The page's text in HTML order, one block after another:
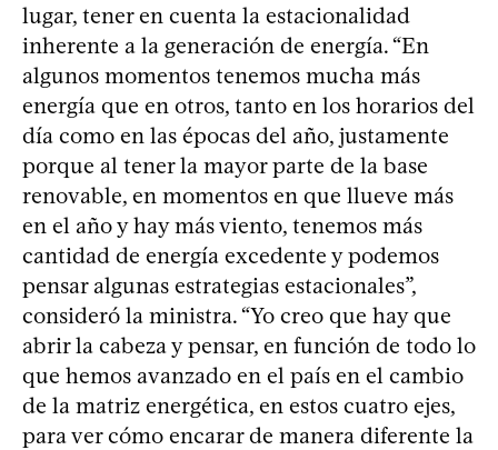
lugar, tener en cuenta la estacionalidad
inherente a la generación de energía. “En
algunos momentos tenemos mucha más
energía que en otros, tanto en los horarios del
día como en las épocas del año, justamente
porque al tener la mayor parte de la base
renovable, en momentos en que llueve más
en el año y hay más viento, tenemos más
cantidad de energía excedente y podemos
pensar algunas estrategias estacionales”,
consideró la ministra. “Yo creo que hay que
abrir la cabeza y pensar, en función de todo lo
que hemos avanzado en el país en el cambio
de la matriz energética, en estos cuatro ejes,
para ver cómo encarar de manera diferente la